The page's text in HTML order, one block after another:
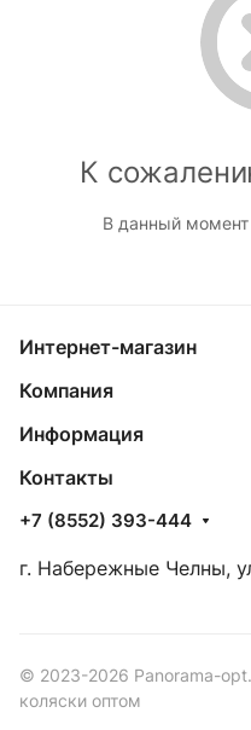
К
В данный момент
Интернет-магазин
Компания
Информация
Контакты
+7 (8552) 393-444
г. Набережные Челны,
© 2023-2026 Panorama-
коляски оптом